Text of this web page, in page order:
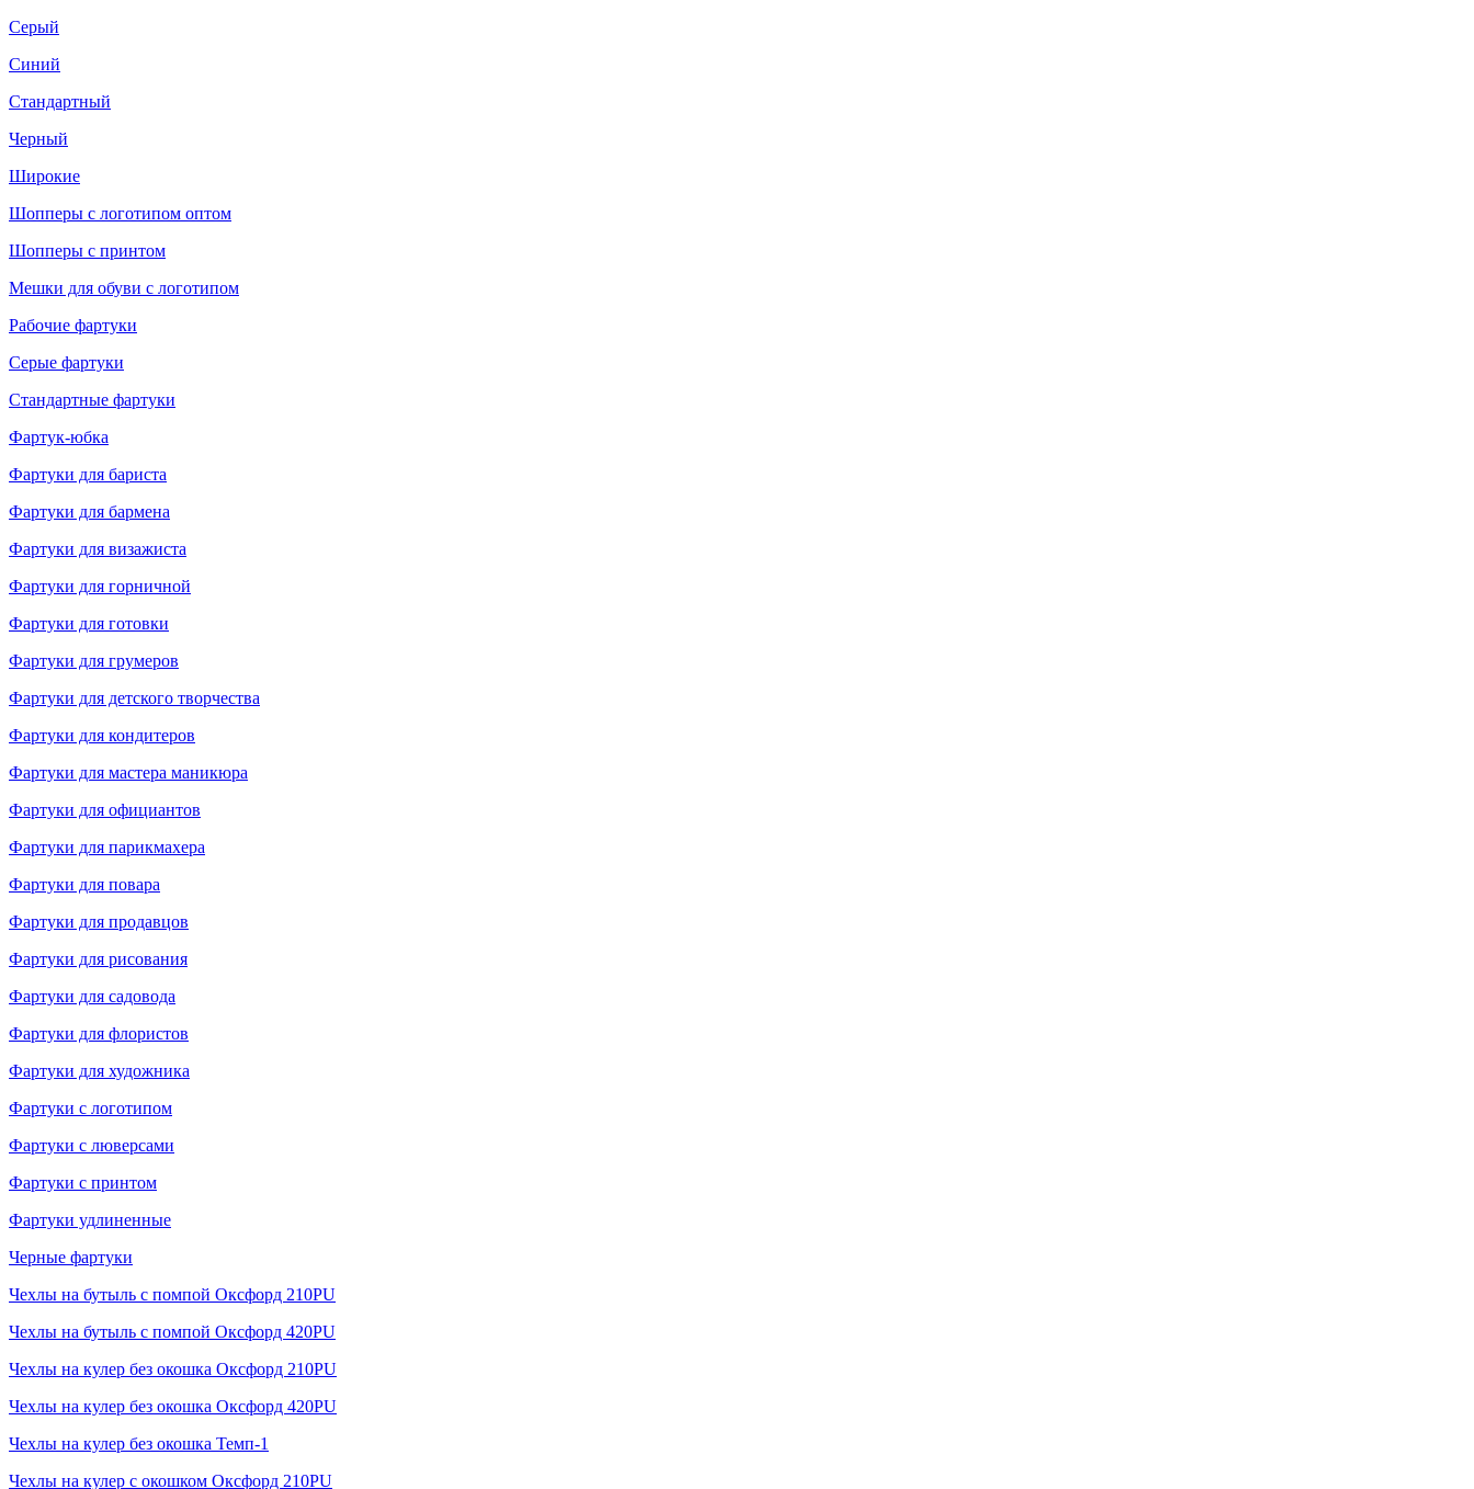
Серый
Синий
Стандартный
Черный
Широкие
Шопперы с логотипом оптом
Шопперы с принтом
Мешки для обуви с логотипом
Рабочие фартуки
Серые фартуки
Стандартные фартуки
Фартук-юбка
Фартуки для бариста
Фартуки для бармена
Фартуки для визажиста
Фартуки для горничной
Фартуки для готовки
Фартуки для грумеров
Фартуки для детского творчества
Фартуки для кондитеров
Фартуки для мастера маникюра
Фартуки для официантов
Фартуки для парикмахера
Фартуки для повара
Фартуки для продавцов
Фартуки для рисования
Фартуки для садовода
Фартуки для флористов
Фартуки для художника
Фартуки с логотипом
Фартуки с люверсами
Фартуки с принтом
Фартуки удлиненные
Черные фартуки
Чехлы на бутыль с помпой Оксфорд 210PU
Чехлы на бутыль с помпой Оксфорд 420PU
Чехлы на кулер без окошка Оксфорд 210PU
Чехлы на кулер без окошка Оксфорд 420PU
Чехлы на кулер без окошка Темп-1
Чехлы на кулер с окошком Оксфорд 210PU